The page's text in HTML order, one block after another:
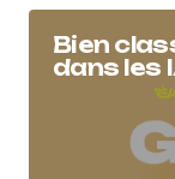
Bien
dans les